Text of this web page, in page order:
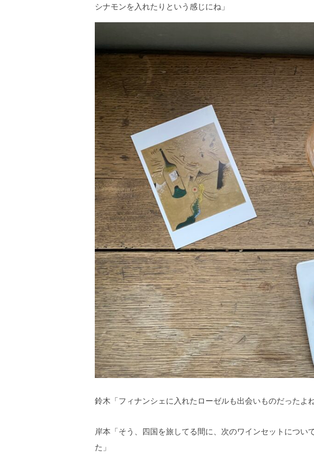
シナモンを入れたりという感じにね」
鈴木「フィナンシェに入れたローゼルも出会いものだったよね
岸本「そう、四国を旅してる間に、次のワインセットにつ
た」